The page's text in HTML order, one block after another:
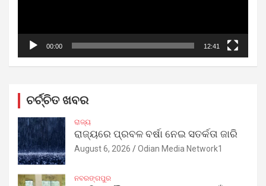
00:00 12:41
ଚର୍ଚ୍ଚିତ ଖବର
ରାଜ୍ୟ
ରାଜ୍ୟରେ ପ୍ରବଳ ବର୍ଷା ନେଇ ସତର୍କତା ଜାରି
August 6, 2026 Odian Media Network1
ନବରଙ୍ଗପୁର